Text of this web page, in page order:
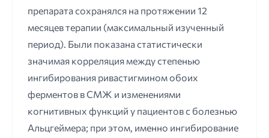
препарата сохранялся на протяжении 12
месяцев терапии (максимальный изученный
период). Были показана статистически
значимая корреляция между степенью
ингибирования ривастигмином обоих
ферментов в СМЖ и изменениями
когнитивных функций у пациентов с болезнью
Альцгеймера; при этом, именно ингибирование